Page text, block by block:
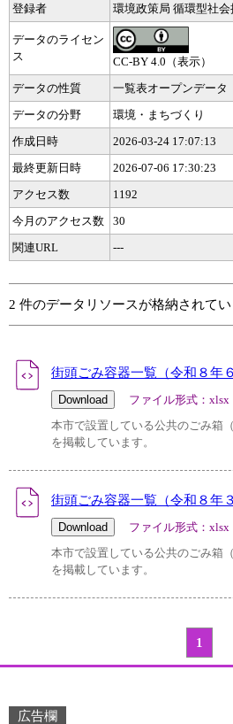
登録者
環境政策局 循環型社
データのライセン
ス
CC-BY 4.0（表示）
データの性質
一覧表オープンデータ
データの分野
環境・まちづくり
作成日時
2026-03-24 17:07:13
最終更新日時
2026-07-06 17:30:23
アクセス数
1192
今月のアクセス数
30
関連URL
---
2 件のデータリソースが格納されてい
街頭ごみ容器一覧（令和８年
ファイル形式：xlsx
本市で設置している公共のごみ箱
を掲載しています。
街頭ごみ容器一覧（令和８年
ファイル形式：xlsx
本市で設置している公共のごみ箱
を掲載しています。
1
広告欄